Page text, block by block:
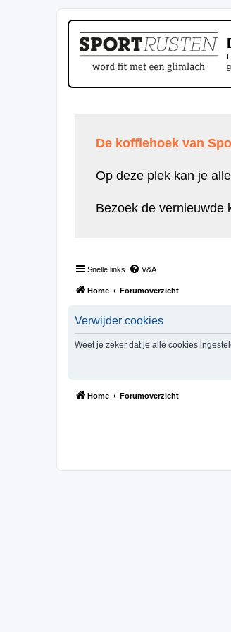
De koffiehoek van
Op deze plek kan je
Bezoek de vernieuwde
Snelle links V&A
Home Forumoverzicht
Verwijder cookies
Weet je zeker dat je alle cookies
Home Forumoverzicht